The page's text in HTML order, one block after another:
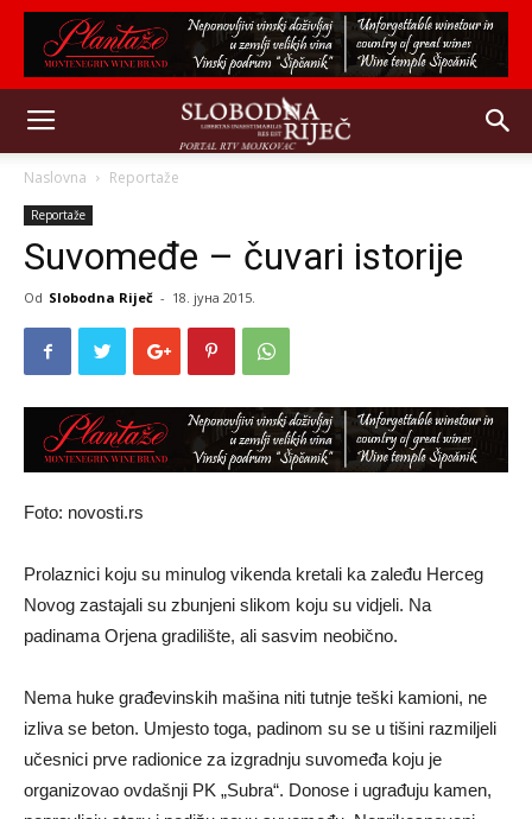
Naslovna Reportaže
Reportaže
Suvomeđe – čuvari istorije
Od Slobodna Riječ - 18. јуна 2015.
Foto: novosti.rs
Prolaznici koju su minulog vikenda kretali ka zaleđu Herceg
Novog zastajali su zbunjeni slikom koju su vidjeli. Na
padinama Orjena gradilište, ali sasvim neobično.
Nema huke građevinskih mašina niti tutnje teški kamioni, ne
izliva se beton. Umjesto toga, padinom su se u tišini razmiljeli
učesnici prve radionice za izgradnju suvomeđa koju je
organizovao ovdašnji PK „Subra“. Donose i ugrađuju kamen,